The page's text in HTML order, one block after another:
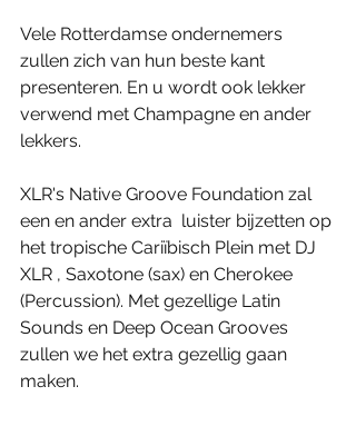
Vele Rotterdamse ondernemers
zullen zich van hun beste kant
presenteren. En u wordt ook lekker
verwend met Champagne en ander
lekkers.
XLR's Native Groove Foundation zal
een en ander extra  luister bijzetten op
het tropische Cariïbisch Plein met DJ
XLR , Saxotone (sax) en Cherokee
(Percussion). Met gezellige Latin
Sounds en Deep Ocean Grooves
zullen we het extra gezellig gaan
maken.